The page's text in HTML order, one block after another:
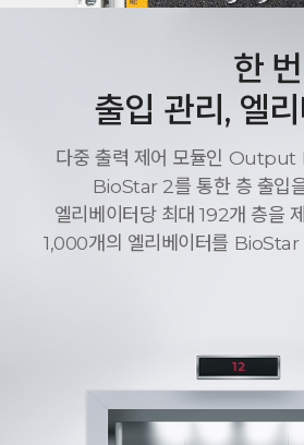
한
출입 관리, 엘
다중 출력 제어 모듈인 Output
BioStar 2를 통한 층 출입
엘리베이터당 최대 192개 층을
1,000개의 엘리베이터를 BioStar